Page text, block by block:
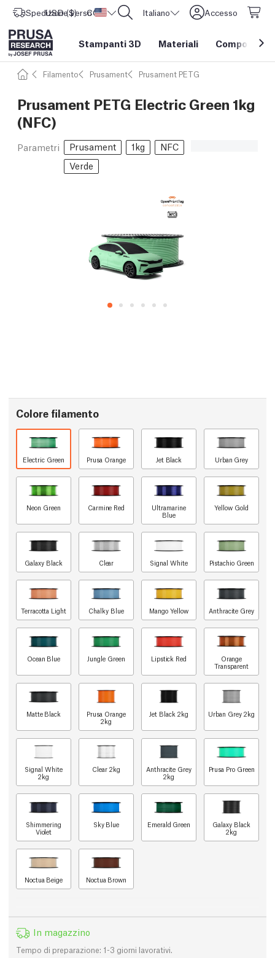
Spedizione verso Stati Uniti d'America
USD ($) CORE One L: Ora disponibile! Italiano Accesso
Stampanti 3D Materiali Componenti
Filamento Prusament Prusament PETG
Prusament PETG Electric Green 1kg
(NFC)
Parametri Prusament 1kg
NFC
Verde
Colore filamento
Electric Green Prusa Orange Jet Black Urban Grey
Neon Green Carmine Red
Ultramarine
Blue
Yellow Gold
Galaxy Black Clear Signal White Pistachio Green
Terracotta Light Chalky Blue Mango Yellow Anthracite Grey
Ocean Blue Jungle Green Lipstick Red
Orange
Transparent
Matte Black
Prusa Orange
2kg
Jet Black 2kg Urban Grey 2kg
Signal White
2kg
Clear 2kg
Anthracite Grey
2kg
Prusa Pro Green
Shimmering
Violet
Sky Blue Emerald Green
Galaxy Black
2kg
Noctua Beige Noctua Brown
In magazzino
Tempo di preparazione: 1-3 giorni lavorativi.